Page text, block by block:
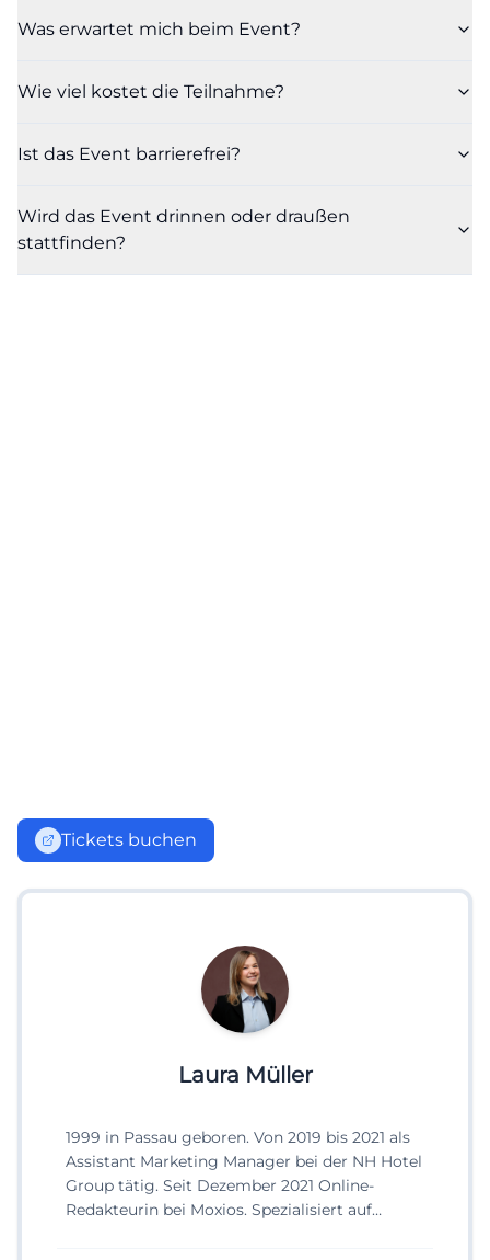
Was erwartet mich beim Event?
Wie viel kostet die Teilnahme?
Ist das Event barrierefrei?
Wird das Event drinnen oder draußen
stattfinden?
Tickets buchen
Laura Müller
1999 in Passau geboren. Von 2019 bis 2021 als
Assistant Marketing Manager bei der NH Hotel
Group tätig. Seit Dezember 2021 Online-
Redakteurin bei Moxios. Spezialisiert auf